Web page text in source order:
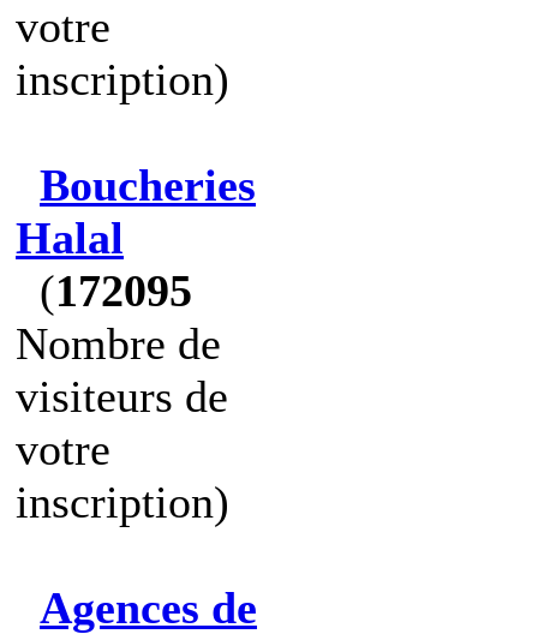
votre
inscription)
Boucheries
Halal
(172095
Nombre de
visiteurs de
votre
inscription)
Agences de